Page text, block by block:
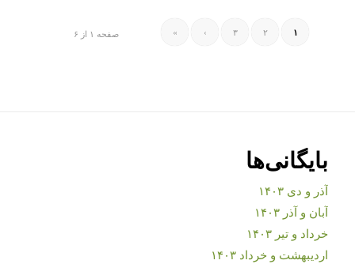
صفحه ۱ از ۶ ۱ ۲ ۳ ›
»
بایگانی‌ها
آذر و دی ۱۴۰۳
آبان و آذر ۱۴۰۳
خرداد و تیر ۱۴۰۳
اردیبهشت و خرداد ۱۴۰۳